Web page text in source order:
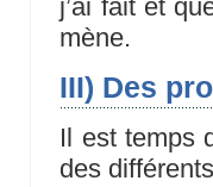
j’ai fait et
mène.
III) Des
Il est temps
des